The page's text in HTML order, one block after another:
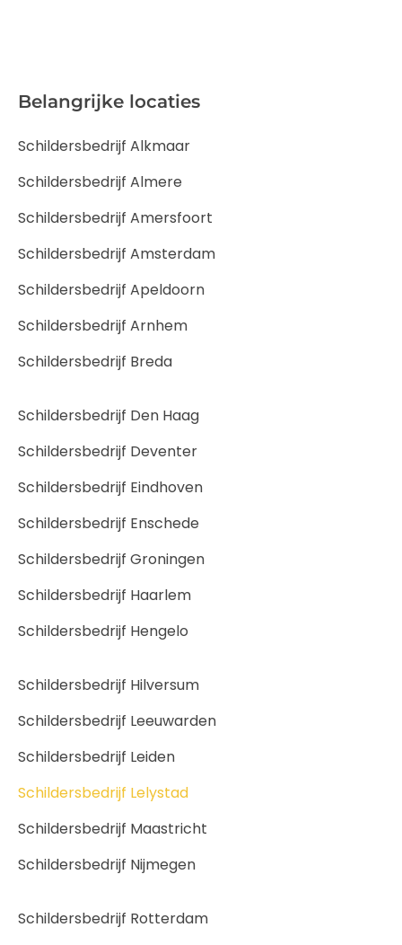
Belangrijke locaties
Schildersbedrijf Alkmaar
Schildersbedrijf Almere
Schildersbedrijf Amersfoort
Schildersbedrijf Amsterdam
Schildersbedrijf Apeldoorn
Schildersbedrijf Arnhem
Schildersbedrijf Breda
Schildersbedrijf Den Haag
Schildersbedrijf Deventer
Schildersbedrijf Eindhoven
Schildersbedrijf Enschede
Schildersbedrijf Groningen
Schildersbedrijf Haarlem
Schildersbedrijf Hengelo
Schildersbedrijf Hilversum
Schildersbedrijf Leeuwarden
Schildersbedrijf Leiden
Schildersbedrijf Lelystad
Schildersbedrijf Maastricht
Schildersbedrijf Nijmegen
Schildersbedrijf Rotterdam